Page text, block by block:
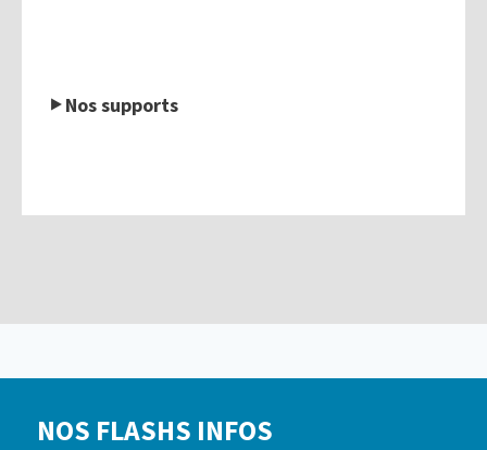
Nos supports
NOS FLASHS INFOS